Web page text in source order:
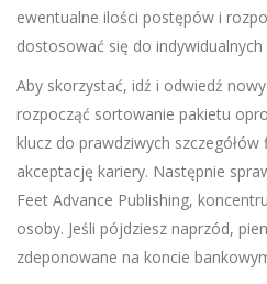
ewentualne ilości postępów i
dostosować się do indywidualnych
Aby skorzystać, idź i odwiedź
rozpocząć sortowanie pakietu
klucz do prawdziwych
akceptację kariery. Następnie
Feet Advance Publishing,
osoby. Jeśli pójdziesz naprzód,
zdeponowane na koncie